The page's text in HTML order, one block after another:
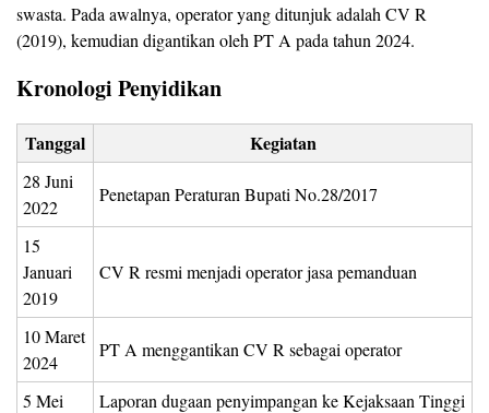
swasta. Pada awalnya, operator yang ditunjuk adalah CV R
(2019), kemudian digantikan oleh PT A pada tahun 2024.
Kronologi Penyidikan
Tanggal Kegiatan
28 Juni
2022
Penetapan Peraturan Bupati No.28/2017
15
Januari
2019
CV R resmi menjadi operator jasa pemanduan
10 Maret
2024
PT A menggantikan CV R sebagai operator
5 Mei
Laporan dugaan penyimpangan ke Kejaksaan Tinggi